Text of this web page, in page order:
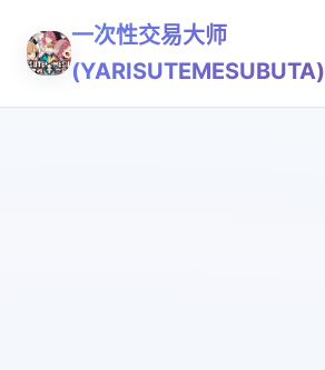
一次性交易大师
(YARISUTEMESUBUTA)